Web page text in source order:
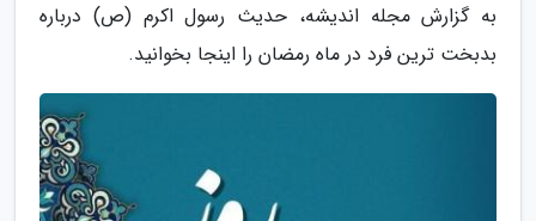
به گزارش مجله اندیشه، حدیث رسول اکرم (ص) درباره
بدبخت ترین فرد در ماه رمضان را اینجا بخوانید.